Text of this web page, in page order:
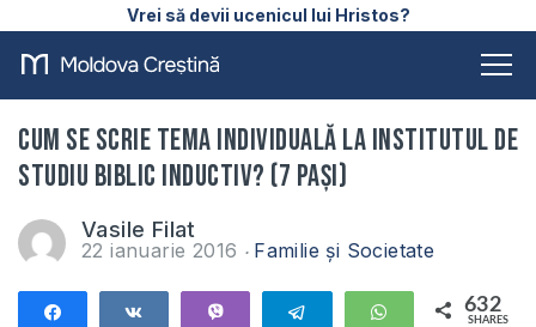
Vrei să devii ucenicul lui Hristos?
Cum se scrie tema individuală la Institutul de
Studiu Biblic Inductiv? (7 pași)
Vasile Filat
22 ianuarie 2016 Familie și Societate
Telegram WhatsApp
632
SHARES